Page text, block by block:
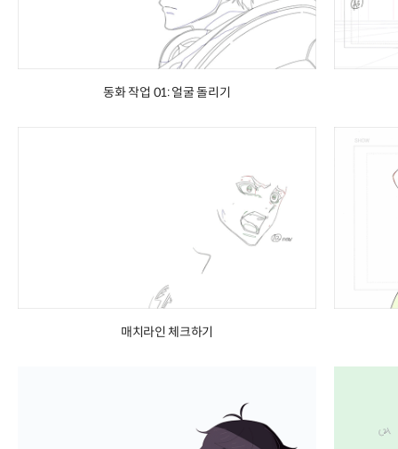
동화 작업 01: 얼굴 돌리기
매치라인 체크하기